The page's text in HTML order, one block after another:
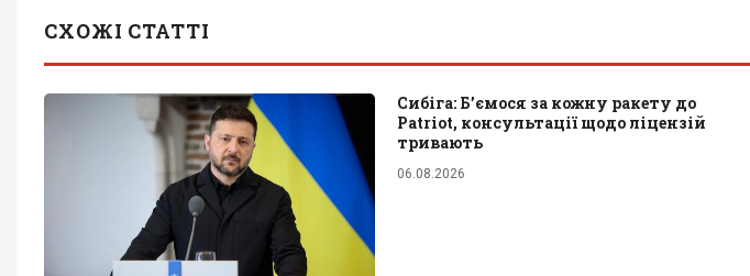
СХОЖІ СТАТТІ
Сибіга: Б’ємося за кожну ракету до
Patriot, консультації щодо ліцензій
тривають
06.08.2026